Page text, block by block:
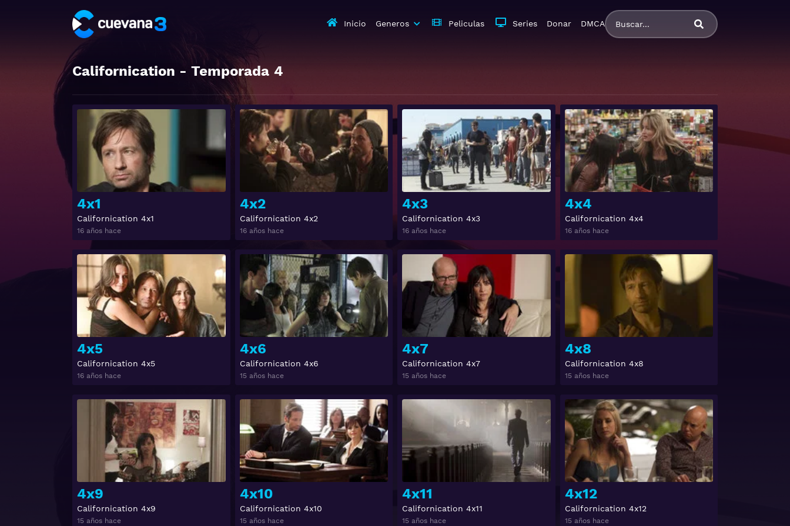
Inicio Generos Peliculas Series Donar DMCA
Californication - Temporada 4
4x1
Californication 4x1
16 años hace
Ver
4x2
Californication 4x2
16 años hace
4x3
Californication 4x3
16 años hace
Ver
4x4
Californication 4x4
16 años hace
4x5
Californication 4x5
16 años hace
4x6
Californication 4x6
15 años hace
4x7
Californication 4x7
15 años hace
4x8
Californication 4x8
15 años hace
4x9
Californication 4x9
15 años hace
4x10
Californication 4x10
15 años hace
Ver
4x11
Californication 4x11
15 años hace
Ver
4x12
Californication 4x12
15 años hace